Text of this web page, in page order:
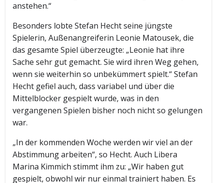
anstehen.“
Besonders lobte Stefan Hecht seine jüngste
Spielerin, Außenangreiferin Leonie Matousek, die
das gesamte Spiel überzeugte: „Leonie hat ihre
Sache sehr gut gemacht. Sie wird ihren Weg gehen,
wenn sie weiterhin so unbekümmert spielt.“ Stefan
Hecht gefiel auch, dass variabel und über die
Mittelblocker gespielt wurde, was in den
vergangenen Spielen bisher noch nicht so gelungen
war.
„In der kommenden Woche werden wir viel an der
Abstimmung arbeiten“, so Hecht. Auch Libera
Marina Kimmich stimmt ihm zu: „Wir haben gut
gespielt, obwohl wir nur einmal trainiert haben. Es